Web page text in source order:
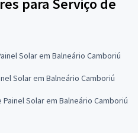
para Serviço de
Solar em Balneário Camboriú
Solar em Balneário Camboriú
Solar em Balneário Camboriú